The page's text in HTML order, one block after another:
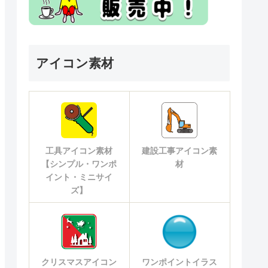
アイコン素材
工具アイコン素材
【シンプル・ワンポ
イント・ミニサイ
ズ】
建設工事アイコン素
材
クリスマスアイコン
ワンポイントイラス